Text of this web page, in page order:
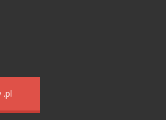
.pl